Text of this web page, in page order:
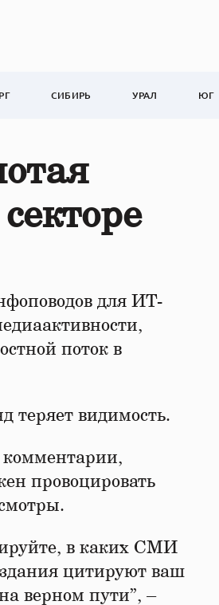
СИБИРЬ УРАЛ ЮГ
для ИТ-
поток в
теряет видимость.
комментарии,
провоцировать
в каких СМИ
цитируют ваш
верном пути”, –